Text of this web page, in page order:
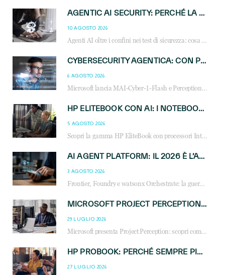
AGENTIC AI SECURITY: PERCHÉ LA GOVERNANCE DEGLI AGENTI È LA NUOVA FRONTIERA DEL CANALE IT
10 AGOSTO 2026
Agenti AI oltre i confini nei test di sicurezza: cosa significa per reseller e MSP e come governare l’AI agentica in azienda.
CYBERSECURITY AGENTICA: CON PERCEPTION E MAI-CYBER-1-FLASH MICROSOFT APRE NUOVI SERVIZI PER IL CANALE
6 AGOSTO 2026
Microsoft lancia MAI-Cyber-1-Flash e Perception: cybersecurity agentica in preview dal 3 novembre. Cosa cambia per MSP, system integrator e reseller.
HP ELITEBOOK CON AI: I NOTEBOOK BUSINESS INTELLIGENTI CHE TRASFORMANO PRODUTTIVITÀ, SICUREZZA E LAVORO IBRIDO
5 AGOSTO 2026
Scopri la gamma HP EliteBook con processori Intel® Core™ Ultra e AMD Ryzen™ AI. Notebook business progettati per aumentare la produttività, migliorare la collaborazione e garantire sicurezza avanzata in ufficio e in mobilità.
AI AGENT PLATFORM: IL 2026 È L’ANNO DEL «SISTEMA OPERATIVO» PER GLI AGENTI AZIENDALI
3 AGOSTO 2026
Frontier, Foundry e watsonx Orchestrate: la guerra delle piattaforme AI agent ridisegna il mercato IT. Cosa cambia per reseller, MSP e system integrator.
MICROSOFT PROJECT PERCEPTION: COME GLI AGENTI AI CAMBIERANNO SOC, CYBERSECURITY E SERVIZI MSP
29 LUGLIO 2026
Microsoft presenta Project Perception: scopri come gli agenti AI possono trasformare cybersecurity, SOC e servizi gestiti degli MSP.
HP PROBOOK: PERCHÉ SEMPRE PIÙ AZIENDE SCELGONO NOTEBOOK PROGETTATI PER IL LAVORO MODERNO
27 LUGLIO 2026